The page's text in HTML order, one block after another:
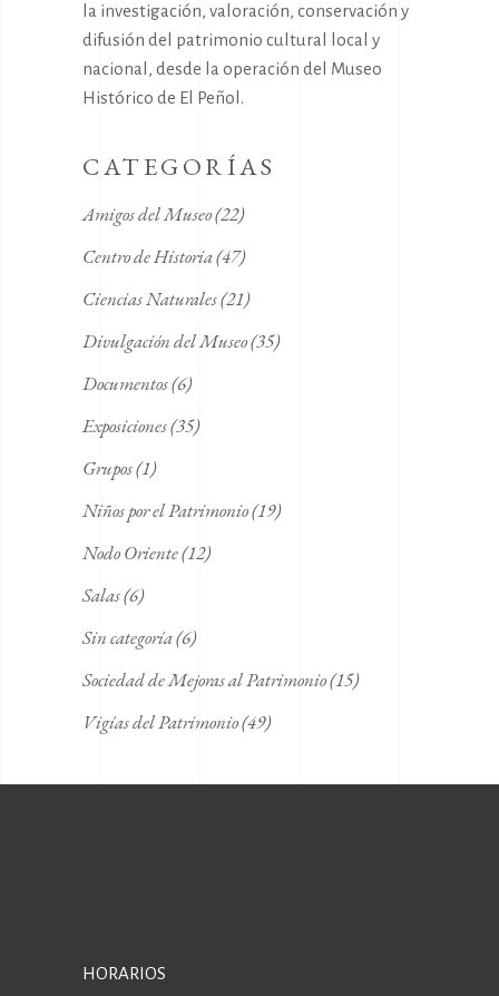
la investigación, valoración, conservación y
difusión del patrimonio cultural local y
nacional, desde la operación del Museo
Histórico de El Peñol.
CATEGORÍAS
Amigos del Museo(22)
Centro de Historia(47)
Ciencias Naturales(21)
Divulgación del Museo(35)
Documentos(6)
Exposiciones(35)
Grupos(1)
Niños por el Patrimonio(19)
Nodo Oriente(12)
Salas(6)
Sin categoría(6)
Sociedad de Mejoras al Patrimonio(15)
Vigías del Patrimonio(49)
HORARIOS